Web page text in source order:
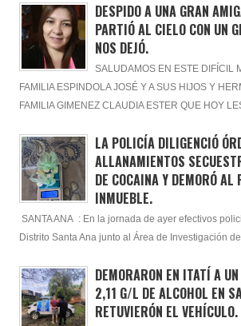
DESPIDO A UNA GRAN
PARTIÓ AL CIELO CON UN
NOS DEJÓ.
SALUDAMOS EN ESTE DIFÍCIL
FAMILIA ESPINDOLA JOSÉ Y A SUS HIJOS Y
FAMILIA GIMENEZ CLAUDIA ESTER QUE HOY
LA POLICÍA DILIGENCIÓ
ALLANAMIENTOS
DE COCAINA Y DEMORÓ AL
INMUEBLE.
SANTA ANA : En la jornada de ayer efectivos
Distrito Santa Ana junto al Área de Investigación
DEMORARON EN ITATÍ A
2,11 G/L DE ALCOHOL EN
RETUVIERÓN EL VEHÍCULO.